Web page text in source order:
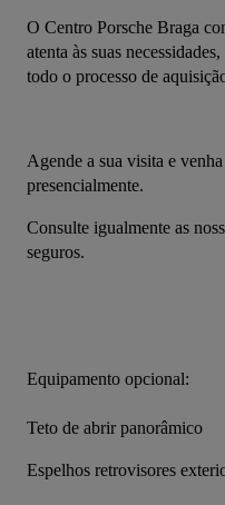
O Centro Porsche Braga
atenta às suas
todo o processo de
Agende a sua visita e
presencialmente.
Consulte igualmente as
seguros.
Equipamento opcional:
Teto de abrir panorâmico
Espelhos retrovisores